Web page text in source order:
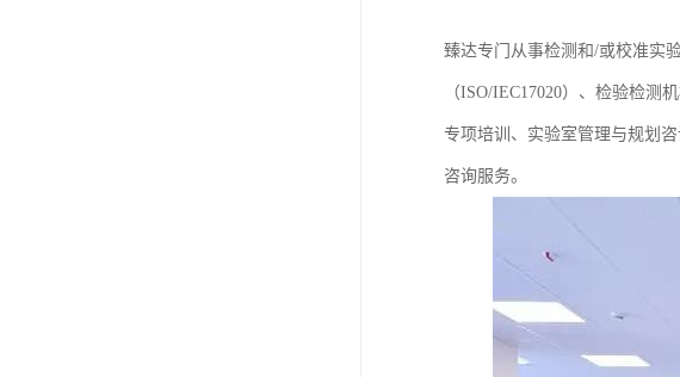
臻达专门从事检测和/或校准实
（ISO/IEC17020）、检验检
专项培训、实验室管理与规划
咨询服务。